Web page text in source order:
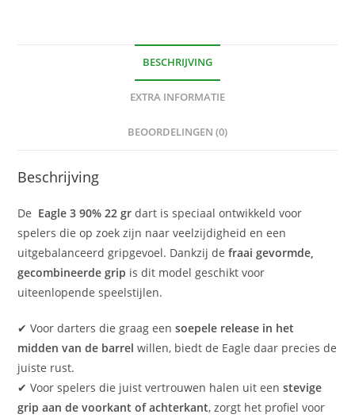
BESCHRIJVING
EXTRA INFORMATIE
BEOORDELINGEN (0)
Beschrijving
De Eagle 3 90% 22 grdart is speciaal ontwikkeld voor
spelers die op zoek zijn naar veelzijdigheid en een
uitgebalanceerd gripgevoel. Dankzij defraai gevormde,
gecombineerde grip is dit model geschikt voor
uiteenlopende speelstijlen.
✔ Voor darters die graag eensoepele release in het
midden van de barrel willen, biedt de Eagle daar precies de
juiste rust.
✔ Voor spelers die juist vertrouwen halen uit eenstevige
grip aan de voorkant of achterkant, zorgt het profiel voor